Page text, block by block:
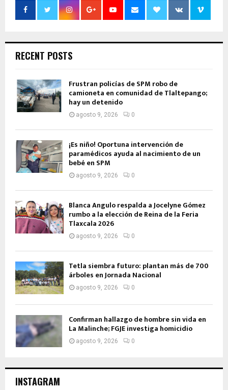
RECENT POSTS
Frustran policías de SPM robo de
camioneta en comunidad de Tlaltepango;
hay un detenido
agosto 9, 2026 0
¡Es niño! Oportuna intervención de
paramédicos ayuda al nacimiento de un
bebé en SPM
agosto 9, 2026 0
Blanca Angulo respalda a Jocelyne Gómez
rumbo a la elección de Reina de la Feria
Tlaxcala 2026
agosto 9, 2026 0
Tetla siembra futuro: plantan más de 700
árboles en Jornada Nacional
agosto 9, 2026 0
Confirman hallazgo de hombre sin vida en
La Malinche; FGJE investiga homicidio
agosto 9, 2026 0
INSTAGRAM